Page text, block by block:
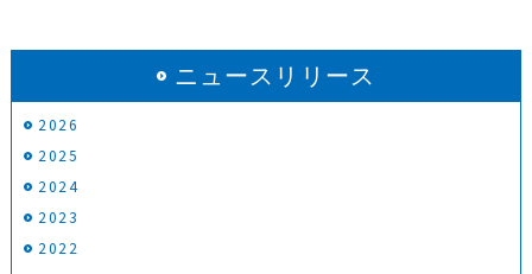
ニュースリリース
2026
2025
2024
2023
2022